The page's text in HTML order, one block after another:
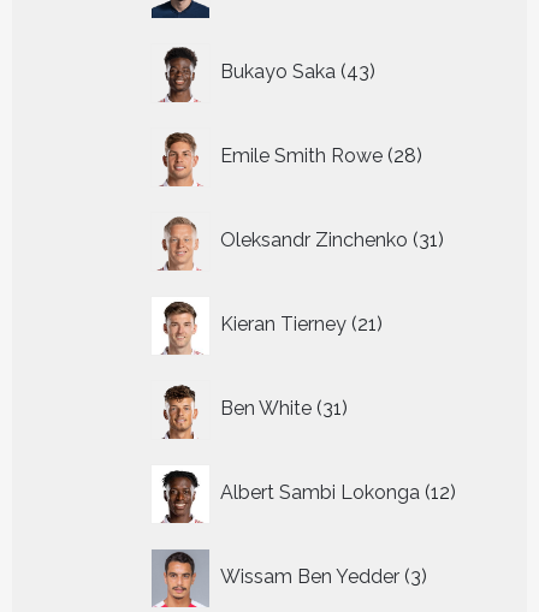
Bukayo Saka 43
producten
Emile Smith Rowe 28
producten
Oleksandr Zinchenko 31
producten
Kieran Tierney 21
producten
Ben White 31
producten
Albert Sambi Lokonga 12
Wissam Ben Yedder 3
producten